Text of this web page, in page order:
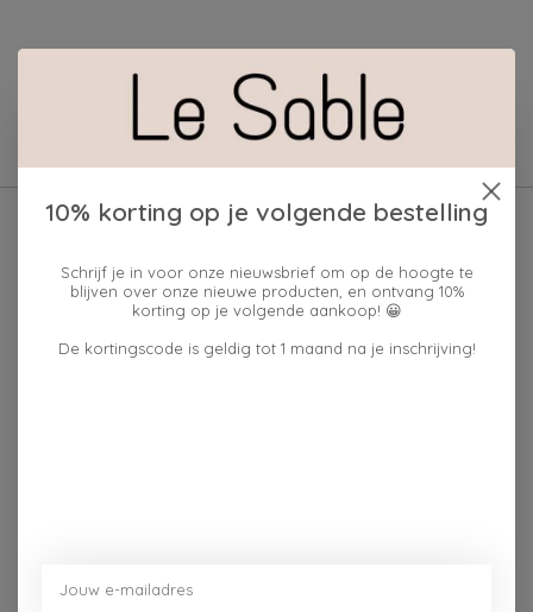
Geen producten gevonden!
zaterdag 10u - 17u ---zondag maandag gesloten
10% korting op je volgende bestelling
Schrijf je in voor onze nieuwsbrief om op de hoogte te
blijven over onze nieuwe producten, en ontvang 10%
korting op je volgende aankoop! 😀
De kortingscode is geldig tot 1 maand na je inschrijving!